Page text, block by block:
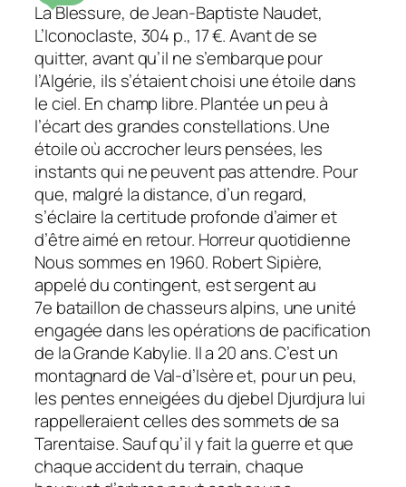
La Blessure, de Jean-Baptiste Naudet,
L’Iconoclaste, 304 p., 17 €. Avant de se
quitter, avant qu’il ne s’embarque pour
l’Algérie, ils s’étaient choisi une étoile dans
le ciel. En champ libre. Plantée un peu à
l’écart des grandes constellations. Une
étoile où accrocher leurs pensées, les
instants qui ne peuvent pas attendre. Pour
que, malgré la distance, d’un regard,
s’éclaire la certitude profonde d’aimer et
d’être aimé en retour. Horreur quotidienne
Nous sommes en 1960. Robert Sipière,
appelé du contingent, est sergent au
7e bataillon de chasseurs alpins, une unité
engagée dans les opérations de pacification
de la Grande Kabylie. Il a 20 ans. C’est un
montagnard de Val-d’Isère et, pour un peu,
les pentes enneigées du djebel Djurdjura lui
rappelleraient celles des sommets de sa
Tarentaise. Sauf qu’il y fait la guerre et que
chaque accident du terrain, chaque